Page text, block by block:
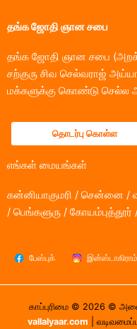
தங்க ஜோதி ஞான சபை
தங்க ஜோதி ஞான சபை
சற்குரு சிவ செல்வராஜ்
மக்களுக்கு கொண்டு செல்ல
தொடர்பு கொள்ள
எங்கள் மையங்கள்
கன்னியாகுமரி / சென்னை /
/ பெங்களுரு /
பேஸ்புக் இன்ஸ்டாகிராம்
காப்புரிமை © 2026 ©
vallalyaar.com |